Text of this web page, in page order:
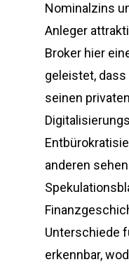
Nominalzins
Anleger
Broker hier
geleistet,
seinen
anderen
Unterschiede
erkennbar,